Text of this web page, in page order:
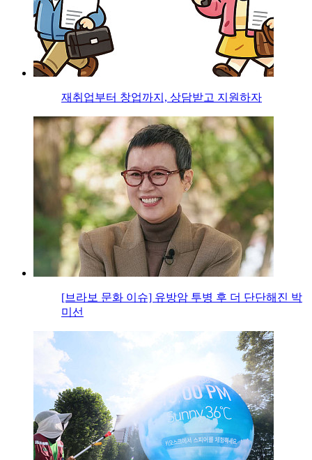
재취업부터 창업까지, 상담받고 지원하자
[브라보 문화 이슈] 유방암 투병 후 더 단단해진 박
미선